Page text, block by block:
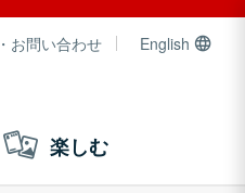
お問い合わせ English
楽しむ